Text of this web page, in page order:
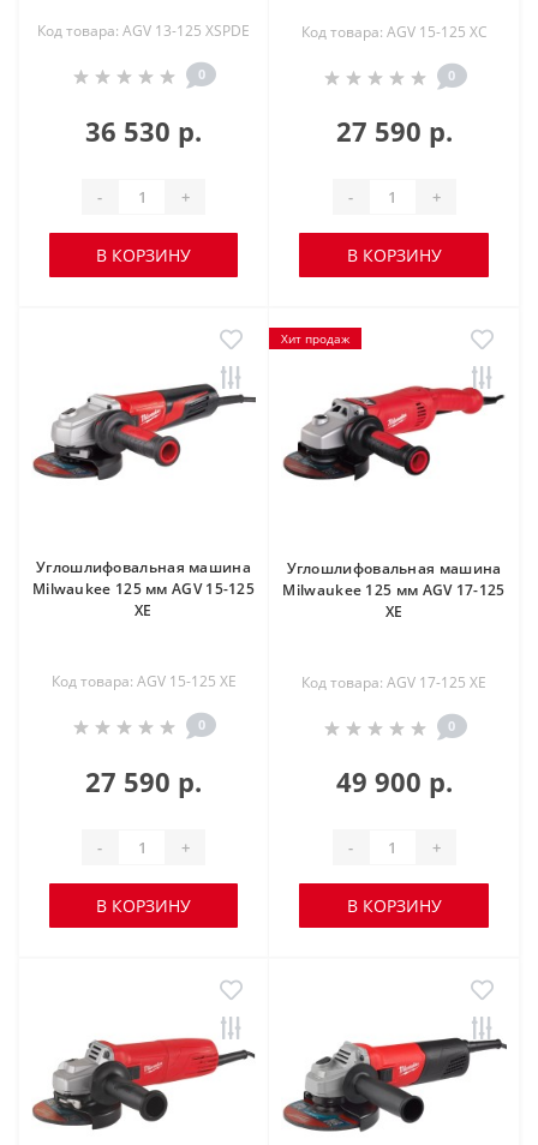
Код товара: AGV 13-125 XSPDE
0
36 530 р.
- +
В КОРЗИНУ
Код товара: AGV 15-125 XC
0
27 590 р.
- +
В КОРЗИНУ
Углошлифовальная машина
Milwaukee 125 мм AGV 15-125
XE
Код товара: AGV 15-125 XE
0
27 590 р.
- +
В КОРЗИНУ
Хит продаж
Углошлифовальная машина
Milwaukee 125 мм AGV 17-125
XE
Код товара: AGV 17-125 XE
0
49 900 р.
- +
В КОРЗИНУ